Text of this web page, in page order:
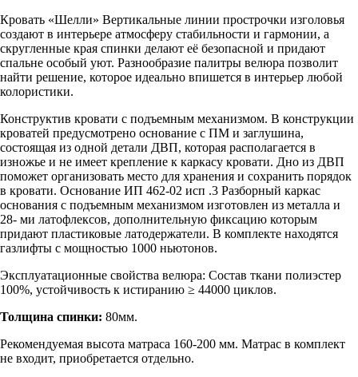
Кровать «Шелли» Вертикальные линии прострочки изголовья
создают в интерьере атмосферу стабильности и гармонии, а
скругленные края спинки делают её безопасной и придают
спальне особый уют. Разнообразие палитры велюра позволит
найти решение, которое идеально впишется в интерьер любой
колористики.
Конструктив кровати с подъемным механизмом. В конструкции
кроватей предусмотрено основание с ПМ и заглушина,
состоящая из одной детали ДВП, которая располагается в
изножье и не имеет крепление к каркасу кровати. Дно из ДВП
поможет организовать место для хранения и сохранить порядок
в кровати. Основание ИП 462-02 исп .3 Разборный каркас
основания с подъемным механизмом изготовлен из металла и
28- ми латофлексов, дополнительную фиксацию которым
придают пластиковые латодержатели. В комплекте находятся
газлифты с мощностью 1000 ньютонов.
Эксплуатационные свойства велюра: Состав ткани полиэстер
100%, устойчивость к истиранию ≥ 44000 циклов.
Толщина спинки: 80мм.
Рекомендуемая высота матраса 160-200 мм. Матрас в комплект
не входит, приобретается отдельно.